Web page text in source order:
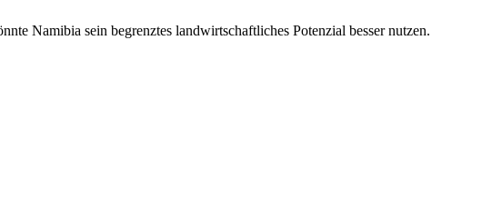
Namibia sein begrenztes landwirtschaftliches Potenzial besser nutzen.